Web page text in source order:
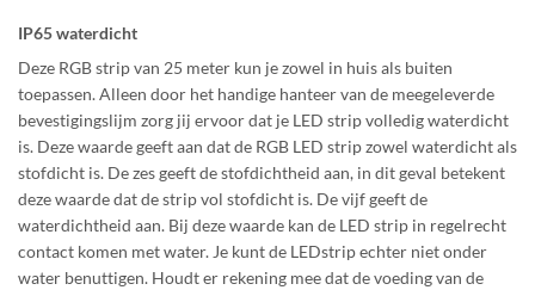
IP65 waterdicht
Deze RGB strip van 25 meter kun je zowel in huis als buiten
toepassen. Alleen door het handige hanteer van de meegeleverde
bevestigingslijm zorg jij ervoor dat je LED strip volledig waterdicht
is. Deze waarde geeft aan dat de RGB LED strip zowel waterdicht als
stofdicht is. De zes geeft de stofdichtheid aan, in dit geval betekent
deze waarde dat de strip vol stofdicht is. De vijf geeft de
waterdichtheid aan. Bij deze waarde kan de LED strip in regelrecht
contact komen met water. Je kunt de LEDstrip echter niet onder
water benuttigen. Houdt er rekening mee dat de voeding van de